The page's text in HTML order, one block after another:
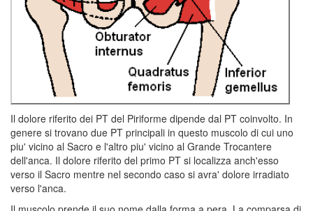
Il dolore riferito dei PT del Piriforme dipende dal PT coinvolto. In
genere si trovano due PT principali in questo muscolo di cui uno
piu' vicino al Sacro e l'altro piu' vicino al Grande Trocantere
dell'anca. Il dolore riferito del primo PT si localizza anch'esso
verso il Sacro mentre nel secondo caso si avra' dolore irradiato
verso l'anca.